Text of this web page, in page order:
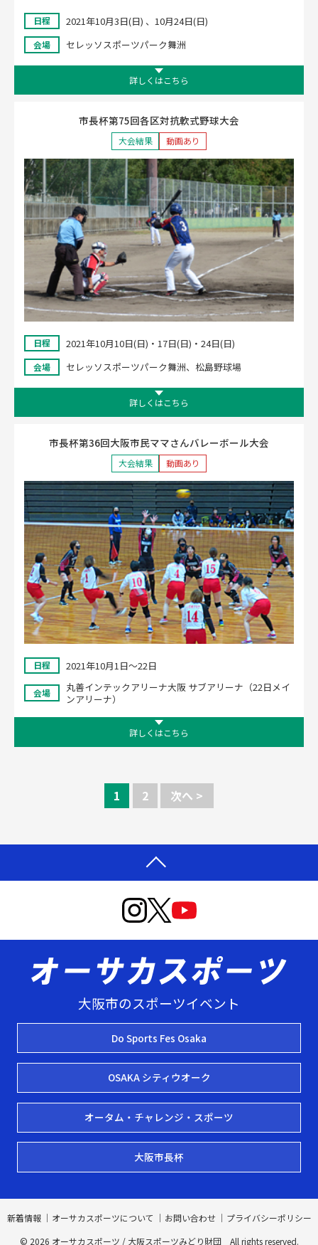
日程 2021年10月3日(日) 、10月24日(日)
会場 セレッソスポーツパーク舞洲
詳しくはこちら
市長杯第75回各区対抗軟式野球大会
大会結果 動画あり
日程 2021年10月10日(日)・17日(日)・24日(日)
会場 セレッソスポーツパーク舞洲、松島野球場
詳しくはこちら
市長杯第36回大阪市民ママさんバレーボール大会
大会結果 動画あり
日程 2021年10月1日～22日
会場
丸善インテックアリーナ大阪 サブアリーナ（22日メイ
ンアリーナ）
詳しくはこちら
1 2 次へ >
大阪市のスポーツイベント
Do Sports Fes Osaka
OSAKA シティウオーク
オータム・チャレンジ・スポーツ
大阪市長杯
新着情報 オーサカスポーツについて お問い合わせ
プライバシーポリシー
© 2026 オーサカスポーツ / 大阪スポーツみどり財団All rights reserved.